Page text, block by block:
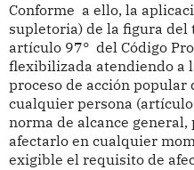
Conforme a ello, la
supletoria) de la figura del
artículo 97° del Código
flexibilizada atendiendo a
proceso de acción
cualquier persona (artículo
norma de alcance general,
afectarlo en cualquier
exigible el requisito de